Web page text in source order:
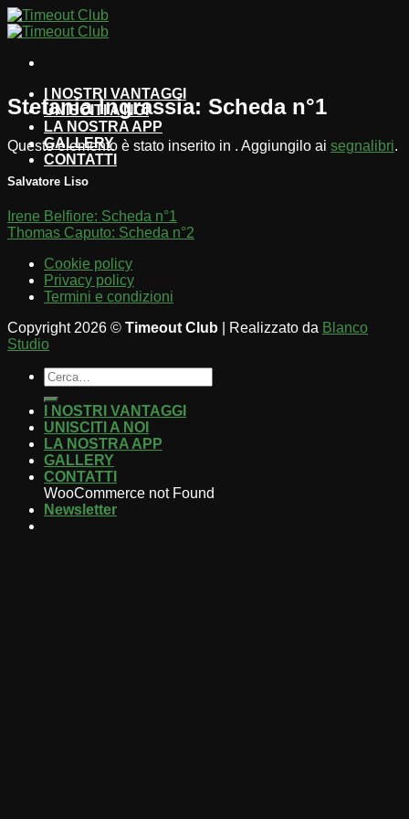
Salta
ai
I NOSTRI VANTAGGI
UNISCITI A NOI
LA NOSTRA APP
GALLERY
CONTATTI
Stefania Ingrassia: Scheda n°1
Questo elemento è stato inserito in . Aggiungilo ai segnalibri.
Salvatore Liso
Irene Belfiore: Scheda n°1
Thomas Caputo: Scheda n°2
Cookie policy
Privacy policy
Termini e condizioni
Copyright 2026 © Timeout Club | Realizzato da Blanco
Studio
I NOSTRI VANTAGGI
UNISCITI A NOI
LA NOSTRA APP
GALLERY
CONTATTI
WooCommerce not Found
Newsletter